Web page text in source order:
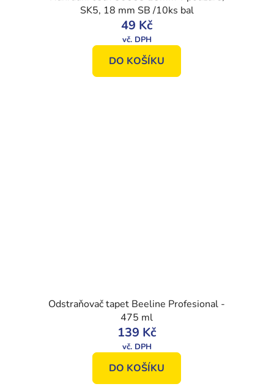
SK5, 18 mm SB /10ks bal
49 Kč
DO KOŠÍKU
Odstraňovač tapet Beeline Profesional -
475 ml
139 Kč
DO KOŠÍKU